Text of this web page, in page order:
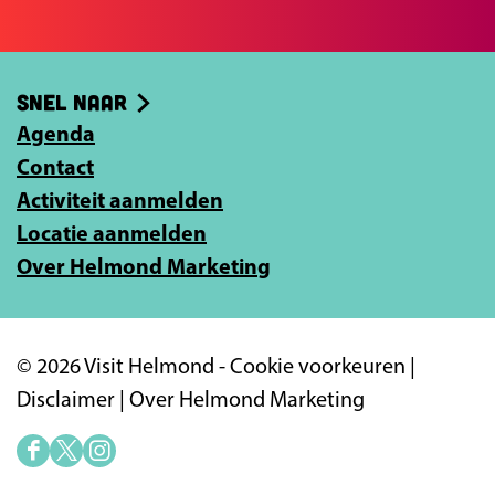
o
k
Snel naar
Agenda
Contact
Activiteit aanmelden
Locatie aanmelden
Over Helmond Marketing
© 2026 Visit Helmond - Cookie voorkeuren
Disclaimer
Over Helmond Marketing
F
X
I